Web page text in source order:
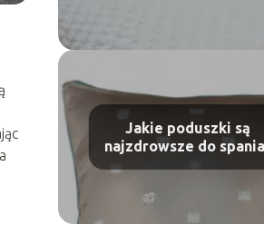
Jakie poduszki są
najzdrowsze do